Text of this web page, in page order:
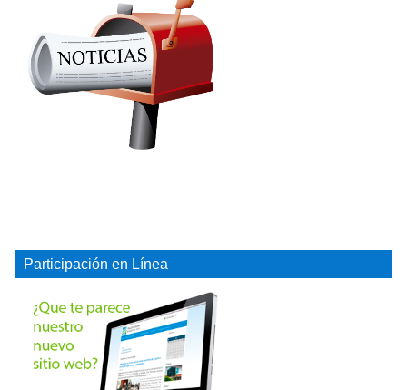
Participación en Línea